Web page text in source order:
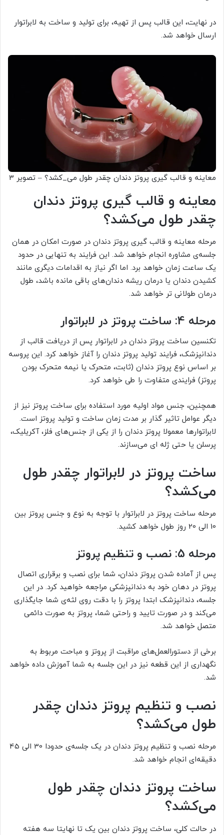
در نهایت، این قالب پس از تهیه، برای تولید و ساخت به لابراتوار
ارسال خواهد شد.
معاینه و قالب گیری پروتز دندان چقدر طول می_کشد؟ – تصویر 3
معاینه و قالب گیری پروتز دندان
چقدر طول می‌کشد؟
مرحله معاینه و قالب گیری پروتز دندان در صورت امکان در همان
جلسه‌ی مشاوره انجام خواهد شد. این فرایند به تنهایی در حدود
یک ساعت زمان خواهد برد. اما اگر نیاز به اقدامات دیگری مانند
کشیدن دندان یا درمان ریشه دندان‌های باقی مانده باشد، طول
درمان طولانی تر خواهد شد.
مرحله 4: ساخت پروتز در لابراتوار
تکنسین ساخت پروتز دندان در لابراتوار پس از دریافت قالب از
دندانپزشک، فرایند تولید پروتز دندان را آغاز خواهد کرد. این پروسه
بر اساس نوع پروتز دندان (ثابت، متحرک یا نیمه متحرک بودن
پروتز) فرایندی متفاوت را طی خواهد کرد.
همچنین، جنس مواد اولیه مورد استفاده برای ساخت پروتز نیز از
دیگر عوامل تاثیر گذار بر مدت زمان ساخت و تولید پروتز است.
لابراتوارها معمولا پروتز دندان را از یکی از جنس‌های فلز، آکریلیک،
پرسلن یا حتی ژله ای می‌سازند.
ساخت پروتز در لابراتوار چقدر طول
می‌کشد؟
مرحله ساخت پروتز در لابراتوار با توجه به نوع و جنس پروتز بین
10 الی 20 روز طول خواهد کشید.
مرحله 5: نصب و تنظیم پروتز
پس از آماده شدن پروتز دندان، شما برای نصب و برقراری اتصال
پروتز در دهان خود به دندانپزشکی مراجعه خواهید کرد. در این
جلسه، دندانپزشک ابتدا پروتز را با دقت روی لثه‌ی شما جایگذاری
می‌کند و در صورت تایید و راحتی شما، پروتز به صورت دائمی
متصل خواهد شد.
برخی از دستورالعمل‌های مراقبت از پروتز و مباحت مربوط به
نگهداری از این قطعه نیز در این جلسه به شما آموزش داده خواهد
شد.
نصب و تنظیم پروتز دندان چقدر
طول می‌کشد؟
مرحله نصب و تنظیم پروتز دندان در یک جلسه‌ی حدودا 30 الی 45
دقیقه‌ای انجام خواهد شد.
ساخت پروتز دندان چقدر طول
می‌کشد؟
در حالت کلی، ساخت پروتز دندان بین یک تا نهایتا سه هفته